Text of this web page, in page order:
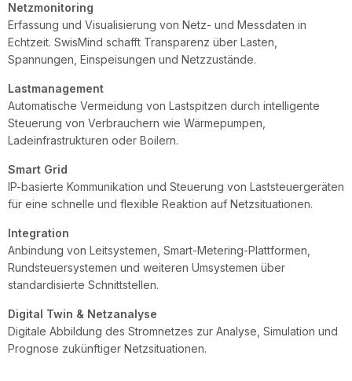
Netzmonitoring
Erfassung und Visualisierung von Netz- und Messdaten in
Echtzeit. SwisMind schafft Transparenz über Lasten,
Spannungen, Einspeisungen und Netzzustände.
Lastmanagement
Automatische Vermeidung von Lastspitzen durch intelligente
Steuerung von Verbrauchern wie Wärmepumpen,
Ladeinfrastrukturen oder Boilern.
Smart Grid
IP-basierte Kommunikation und Steuerung von Laststeuergeräten
für eine schnelle und flexible Reaktion auf Netzsituationen.
Integration
Anbindung von Leitsystemen, Smart-Metering-Plattformen,
Rundsteuersystemen und weiteren Umsystemen über
standardisierte Schnittstellen.
Digital Twin & Netzanalyse
Digitale Abbildung des Stromnetzes zur Analyse, Simulation und
Prognose zukünftiger Netzsituationen.